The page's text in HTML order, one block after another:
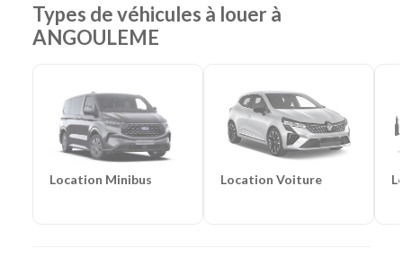
Frigorifiques- Véhicules de société -Camions de
chantier
Types de véhicules à louer à
ANGOULEME
Location Minibus Location Voiture